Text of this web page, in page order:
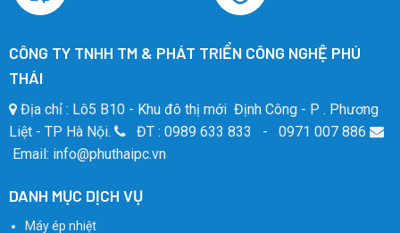
CÔNG TY TNHH TM & PHÁT TRIỂN CÔNG NGHỆ PHÚ
THÁI
Địa chỉ : Lô5 B10 - Khu đô thị mới Định Công - P . Phương
Liệt - TP Hà Nội.
ĐT : 0989 633 833 - 0971 007 886
Email: info@phuthaipc.vn
DANH MỤC DỊCH VỤ
Máy ép nhiệt